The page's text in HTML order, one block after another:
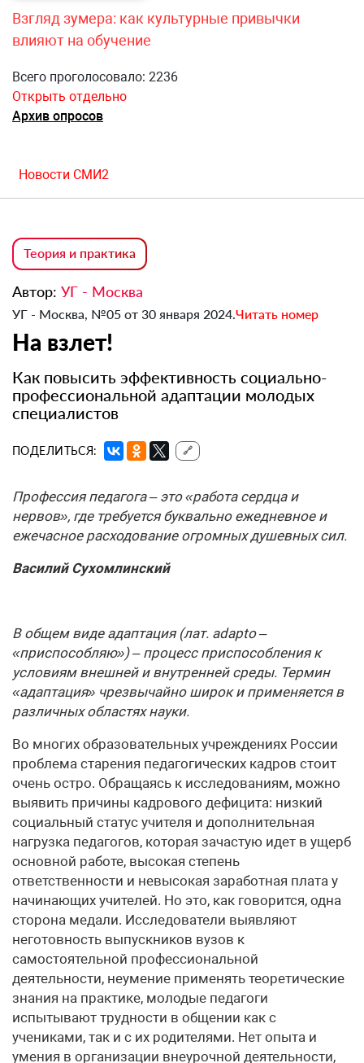
Взгляд зумера: как культурные привычки
влияют на обучение
Всего проголосовало: 2236
Открыть отдельно
Архив опросов
Новости СМИ2
Теория и практика
Автор: УГ - Москва
УГ - Москва, №05 от 30 января 2024.Читать номер
На взлет!
Как повысить эффективность социально-
профессиональной адаптации молодых
специалистов
ПОДЕЛИТЬСЯ: 🔗
Профессия педагога – это «работа сердца и
нервов», где требуется буквально ежедневное и
ежечасное расходование огромных душевных сил.
Василий Сухомлинский
В общем виде адаптация (лат. adapto –
«приспособляю») – процесс приспособления к
условиям внешней и внутренней среды. Термин
«адаптация» чрезвычайно широк и применяется в
различных областях науки.
Во многих образовательных учреждениях России
проблема старения педагогических кадров стоит
очень остро. Обращаясь к исследованиям, можно
выявить причины кадрового дефицита: низкий
социальный статус учителя и дополнительная
нагрузка педагогов, которая зачастую идет в ущерб
основной работе, высокая степень
ответственности и невысокая заработная плата у
начинающих учителей. Но это, как говорится, одна
сторона медали. Исследователи выявляют
неготовность выпускников вузов к
самостоятельной профессиональной
деятельности, неумение применять теоретические
знания на практике, молодые педагоги
испытывают трудности в общении как с
учениками, так и с их родителями. Нет опыта и
умения в организации внеурочной деятельности,